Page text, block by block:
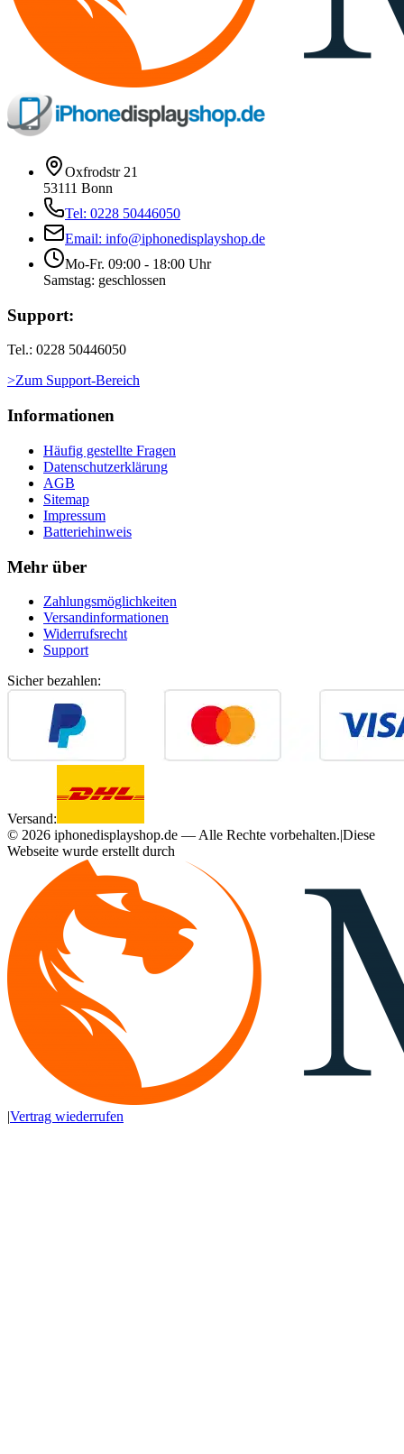
Oxfrodstr 21
53111 Bonn
Tel: 0228 50446050
Email: info@iphonedisplayshop.de
Mo-Fr. 09:00 - 18:00 Uhr
Samstag: geschlossen
Support:
Tel.: 0228 50446050
>Zum Support-Bereich
Informationen
Häufig gestellte Fragen
Datenschutzerklärung
AGB
Sitemap
Impressum
Batteriehinweis
Mehr über
Zahlungsmöglichkeiten
Versandinformationen
Widerrufsrecht
Support
Sicher bezahlen:
Versand:
© 2026 iphonedisplayshop.de — Alle Rechte vorbehalten.|Diese
Webseite wurde erstellt durch
|Vertrag wiederrufen